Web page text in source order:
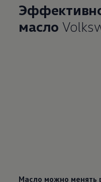
масло
Масло можно менять